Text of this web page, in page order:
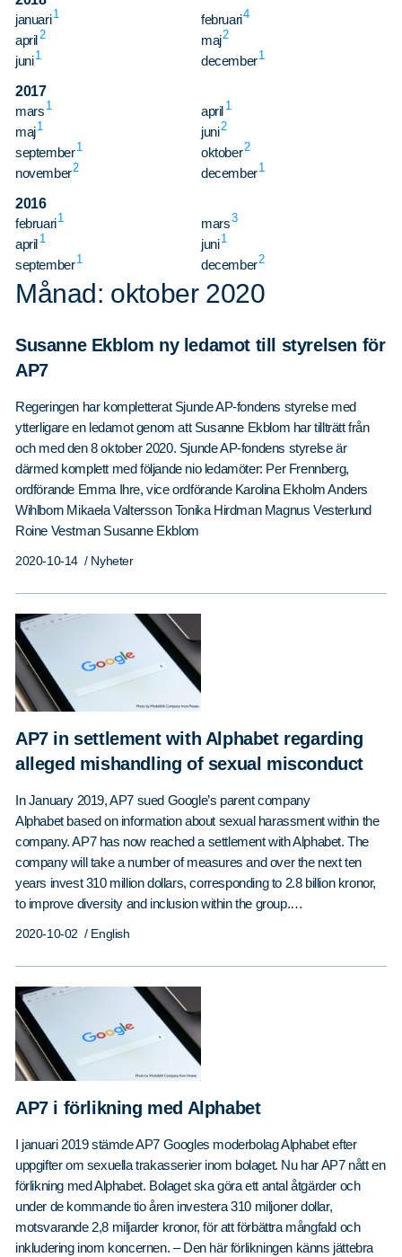
januari1 februari4
april2 maj2
juni1 december1
2017
mars 1 april 1
maj1 juni2
september1 oktober2
november2 december1
2016
februari1 mars3
april 1 juni1
september1 december2
Månad: oktober 2020
Susanne Ekblom ny ledamot till styrelsen för
AP7
Regeringen har kompletterat Sjunde AP-fondens styrelse med
ytterligare en ledamot genom att Susanne Ekblom har tillträtt från
och med den 8 oktober 2020. Sjunde AP-fondens styrelse är
därmed komplett med följande nio ledamöter: Per Frennberg,
ordförande Emma Ihre, vice ordförande Karolina Ekholm Anders
Wihlborn Mikaela Valtersson Tonika Hirdman Magnus Vesterlund
Roine Vestman Susanne Ekblom
2020-10-14 / Nyheter
AP7 in settlement with Alphabet regarding
alleged mishandling of sexual misconduct
In January 2019, AP7 sued Google’s parent company
Alphabet based on information about sexual harassment within the
company. AP7 has now reached a settlement with Alphabet. The
company will take a number of measures and over the next ten
years invest 310 million dollars, corresponding to 2.8 billion kronor,
to improve diversity and inclusion within the group.…
2020-10-02 / English
AP7 i förlikning med Alphabet
I januari 2019 stämde AP7 Googles moderbolag Alphabet efter
uppgifter om sexuella trakasserier inom bolaget. Nu har AP7 nått en
förlikning med Alphabet. Bolaget ska göra ett antal åtgärder och
under de kommande tio åren investera 310 miljoner dollar,
motsvarande 2,8 miljarder kronor, för att förbättra mångfald och
inkludering inom koncernen. – Den här förlikningen känns jättebra
Sök på sidan:Sök